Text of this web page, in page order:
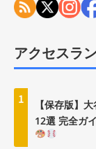
アクセスラ
1
【保存版】
12選 完全ガ